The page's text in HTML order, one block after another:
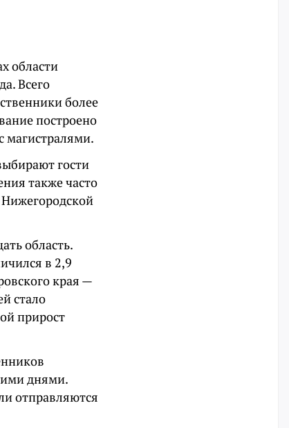
области
Всего
более
построено
магистралями.
гости
также часто
Нижегородской
область.
в 2,9
края —
стало
прирост
днями.
отправляются